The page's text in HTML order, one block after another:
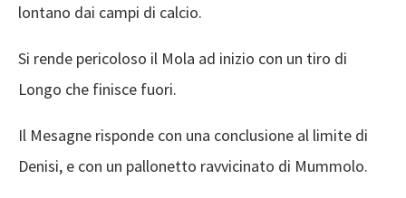
lontano dai campi di calcio.
Si rende pericoloso il Mola ad inizio con un tiro di
Longo che finisce fuori.
Il Mesagne risponde con una conclusione al limite di
Denisi, e con un pallonetto ravvicinato di Mummolo.